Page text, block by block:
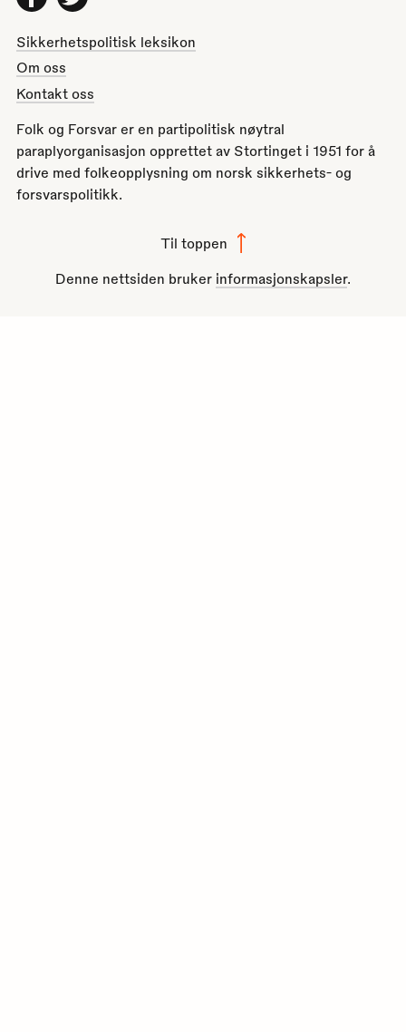
Sikkerhetspolitisk leksikon
Om oss
Kontakt oss
Folk og Forsvar er en partipolitisk nøytral
paraplyorganisasjon opprettet av Stortinget i 1951 for å
drive med folkeopplysning om norsk sikkerhets- og
forsvarspolitikk.
Til toppen
Denne nettsiden bruker informasjonskapsler.